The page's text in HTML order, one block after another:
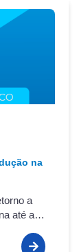
na
a
até a